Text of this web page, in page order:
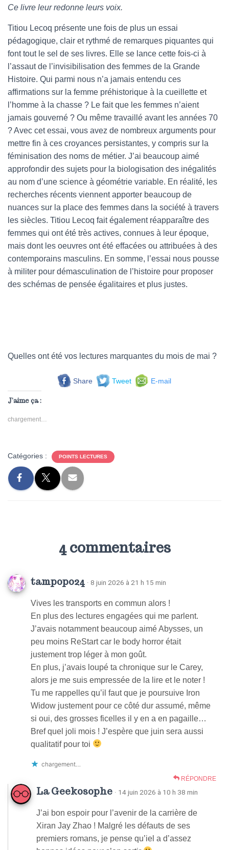
Ce livre leur redonne leurs voix.
Titiou Lecoq présente une fois de plus un essai
pédagogique, clair et rythmé de remarques piquantes qui
font tout le sel de ses livres. Elle se lance cette fois-ci à
l’assaut de l’invisibilisation des femmes de la Grande
Histoire. Qui parmi nous n’a jamais entendu ces
affirmations sur la femme préhistorique à la cueillette et
l’homme à la chasse ? Le fait que les femmes n’aient
jamais gouverné ? Ou même travaillé avant les années 70
? Avec cet essai, vous avez de nombreux arguments pour
mettre fin à ces croyances persistantes, y compris sur la
féminisation des noms de métier. J’ai beaucoup aimé
approfondir des sujets pour la biologisation des inégalités
au nom d’une science à géométrie variable. En réalité, les
recherches récents viennent apporter beaucoup de
nuances sur la place des femmes dans la société à travers
les siècles. Titiou Lecoq fait également réapparaître des
femmes qui ont été très actives, connues à leur époque,
mais dont les oeuvres ont été effacées ou attribuées à des
contemporains masculins. En somme, l’essai nous pousse
à militer pour démasculination de l’histoire pour proposer
des schémas de pensée égalitaires et plus justes.
Quelles ont été vos lectures marquantes du mois de mai ?
Share Tweet E-mail
J’aime ça :
chargement…
Catégories : POINTS LECTURES
4 commentaires
tampopo24 · 8 juin 2026 à 21 h 15 min
Vives les transports en commun alors !
En plus des lectures engagées qui me parlent.
J’avais notamment beaucoup aimé Abysses, un
peu moins ReStart car le body horror était
justement trop léger à mon goût.
En plus, j’avais loupé ta chronique sur le Carey,
alors je me suis empressée de la lire et le noter !
Tu me rappelles qu’il faut que je poursuive Iron
Widow justement pour ce côté dur assumé, même
si oui, des grosses ficelles il y en a en pagaille…
Bref quel joli mois ! J’espère que juin sera aussi
qualitatif pour toi
chargement…
RÉPONDRE
La Geekosophe · 14 juin 2026 à 10 h 38 min
J’ai bon espoir pour l’avenir de la carrière de
Xiran Jay Zhao ! Malgré les défauts de ses
premiers romans, je pense qu’iel a d’assez